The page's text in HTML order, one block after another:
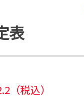
表
（税込）